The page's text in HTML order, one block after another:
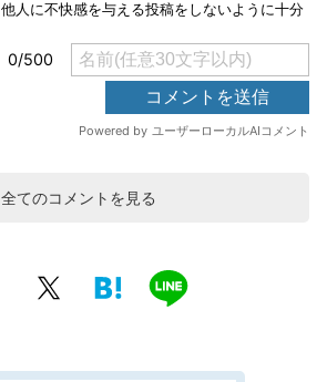
全てのコメントを見る